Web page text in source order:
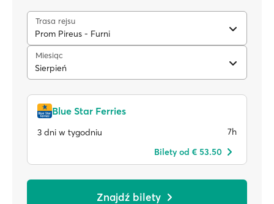
Trasa rejsu
Prom Pireus - Furni
Miesiąc
Sierpień
Blue Star Ferries
3 dni w tygodniu
7h
Bilety od € 53.50
Znajdź bilety